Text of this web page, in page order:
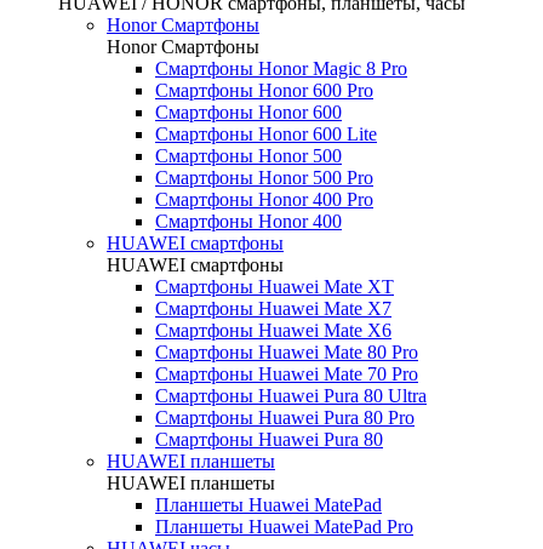
Honor Смартфоны
Honor Смартфоны
Смартфоны Honor Magic 8 Pro
Смартфоны Honor 600 Pro
Смартфоны Honor 600
Смартфоны Honor 600 Lite
Смартфоны Honor 500
Смартфоны Honor 500 Pro
Смартфоны Honor 400 Pro
Смартфоны Honor 400
HUAWEI cмартфоны
HUAWEI cмартфоны
Смартфоны Huawei Mate XT
Смартфоны Huawei Mate X7
Смартфоны Huawei Mate X6
Смартфоны Huawei Mate 80 Pro
Смартфоны Huawei Mate 70 Pro
Смартфоны Huawei Pura 80 Ultra
Смартфоны Huawei Pura 80 Pro
Смартфоны Huawei Pura 80
HUAWEI планшеты
HUAWEI планшеты
Планшеты Huawei MatePad
Планшеты Huawei MatePad Pro